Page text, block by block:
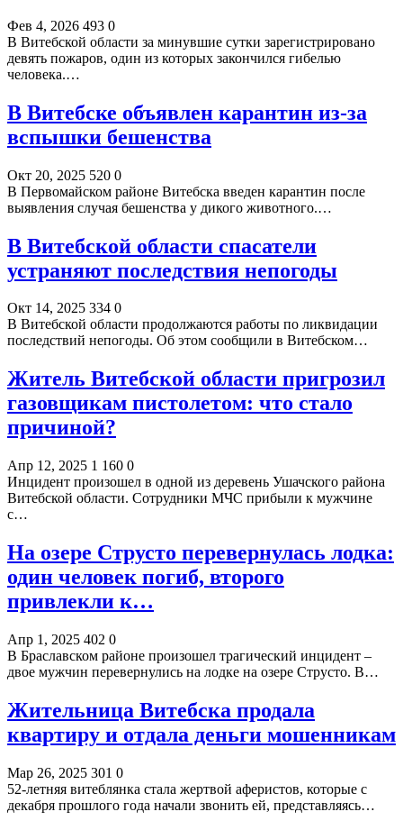
Фев 4, 2026 493 0
В Витебской области за минувшие сутки зарегистрировано
девять пожаров, один из которых закончился гибелью
человека.…
В Витебске объявлен карантин из-за
вспышки бешенства
Окт 20, 2025 520 0
В Первомайском районе Витебска введен карантин после
выявления случая бешенства у дикого животного.…
В Витебской области спасатели
устраняют последствия непогоды
Окт 14, 2025 334 0
В Витебской области продолжаются работы по ликвидации
последствий непогоды. Об этом сообщили в Витебском…
Житель Витебской области пригрозил
газовщикам пистолетом: что стало
причиной?
Апр 12, 2025 1 160 0
Инцидент произошел в одной из деревень Ушачского района
Витебской области. Сотрудники МЧС прибыли к мужчине
с…
На озере Струсто перевернулась лодка:
один человек погиб, второго
привлекли к…
Апр 1, 2025 402 0
В Браславском районе произошел трагический инцидент –
двое мужчин перевернулись на лодке на озере Струсто. В…
Жительница Витебска продала
квартиру и отдала деньги мошенникам
Мар 26, 2025 301 0
52-летняя витеблянка стала жертвой аферистов, которые с
декабря прошлого года начали звонить ей, представляясь…